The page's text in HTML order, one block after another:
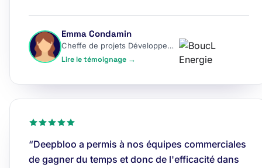
Emma Condamin
Cheffe de projets Développement
Lire le témoignage →
“Deepbloo a permis à nos équipes commerciales
de gagner du temps et donc de l'efficacité dans